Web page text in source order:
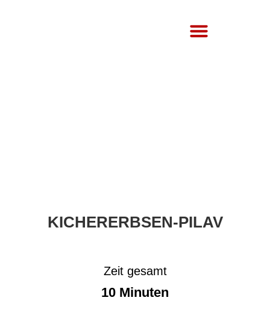
KICHERERBSEN-PILAV
Zeit gesamt
10 Minuten